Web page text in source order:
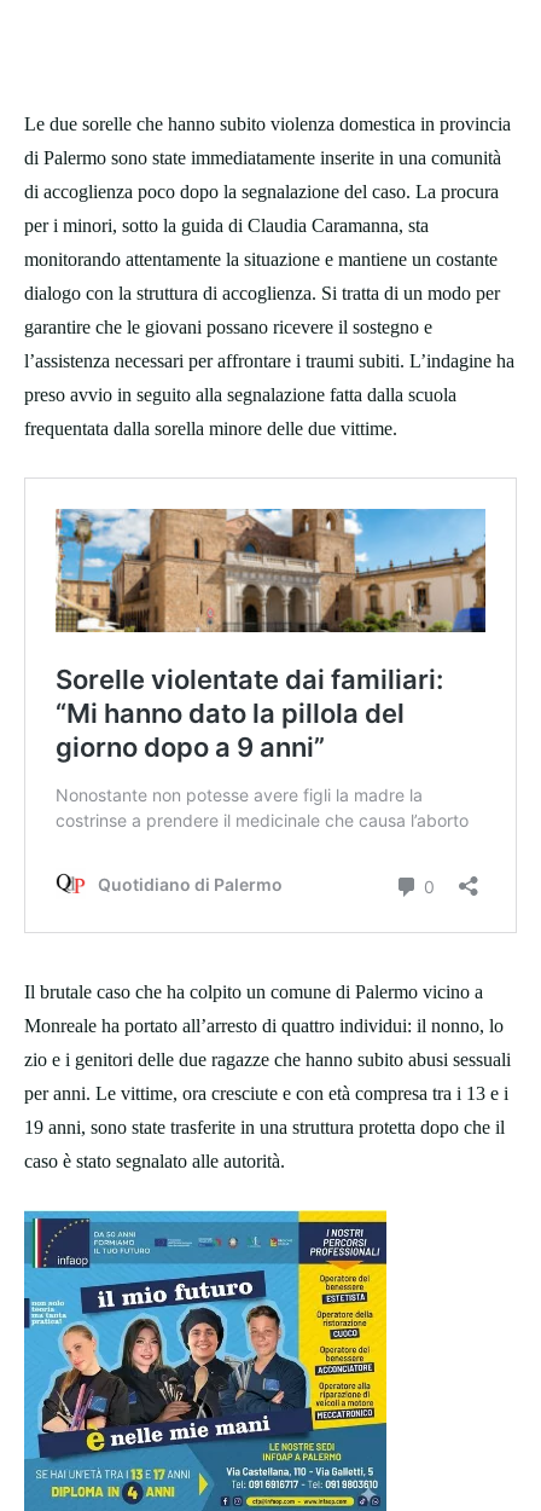
Le due sorelle che hanno subito violenza domestica in provincia
di Palermo sono state immediatamente inserite in una comunità
di accoglienza poco dopo la segnalazione del caso. La procura
per i minori, sotto la guida di Claudia Caramanna, sta
monitorando attentamente la situazione e mantiene un costante
dialogo con la struttura di accoglienza. Si tratta di un modo per
garantire che le giovani possano ricevere il sostegno e
l’assistenza necessari per affrontare i traumi subiti. L’indagine ha
preso avvio in seguito alla segnalazione fatta dalla scuola
frequentata dalla sorella minore delle due vittime.
Il brutale caso che ha colpito un comune di Palermo vicino a
Monreale ha portato all’arresto di quattro individui: il nonno, lo
zio e i genitori delle due ragazze che hanno subito abusi sessuali
per anni. Le vittime, ora cresciute e con età compresa tra i 13 e i
19 anni, sono state trasferite in una struttura protetta dopo che il
caso è stato segnalato alle autorità.